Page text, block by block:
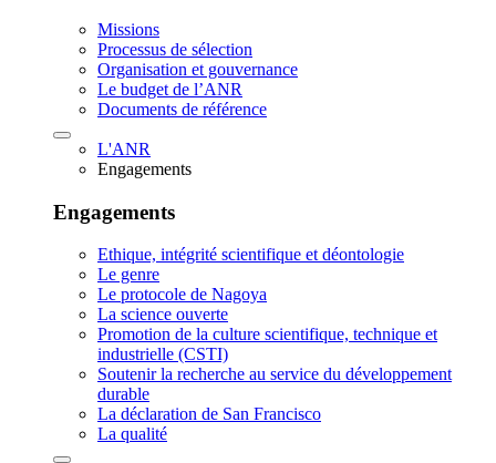
Missions
Processus de sélection
Organisation et gouvernance
Le budget de l’ANR
Documents de référence
L'ANR
Engagements
Engagements
Ethique, intégrité scientifique et déontologie
Le genre
Le protocole de Nagoya
La science ouverte
Promotion de la culture scientifique, technique et
industrielle (CSTI)
Soutenir la recherche au service du développement
durable
La déclaration de San Francisco
La qualité